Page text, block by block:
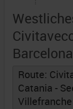
Route:
Catania -